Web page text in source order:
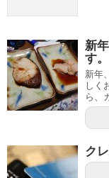
新
す。
新年
しく
ら、
ク